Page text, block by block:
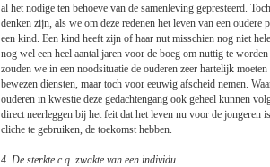
al het nodige ten behoeve van de samenleving gepresteerd.
denken zijn, als we om deze redenen het leven van een oudere
een kind. Een kind heeft zijn of haar nut misschien nog niet
nog wel een heel aantal jaren voor de boeg om nuttig te
zouden we in een noodsituatie de ouderen zeer hartelijk
bewezen diensten, maar toch voor eeuwig afscheid nemen.
ouderen in kwestie deze gedachtengang ook geheel kunnen
direct neerleggen bij het feit dat het leven nu voor de jongeren
cliche te gebruiken, de toekomst hebben.
4. De sterkte c.q. zwakte van een individu.